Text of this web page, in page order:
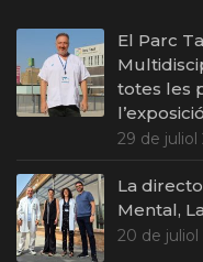
El Parc
totes les
29 de juliol
La
Mental,
20 de juliol